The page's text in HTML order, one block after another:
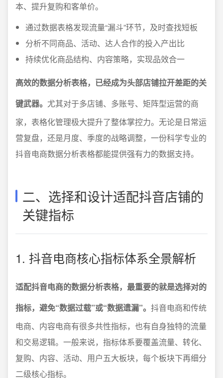
本、提升复购和客单价。
通过数据表格发现流量“漏斗”环节，及时查找短板
分析不同商品、活动、达人合作的投入产出比
持续优化商品结构、内容策略，实现品效合一
高效的数据分析表格，已经成为头部店铺拉开差距的关
键武器。 尤其对于多店铺、多账号、矩阵型运营的商
家，表格化管理极大提升了整体掌控力。无论是日常运
营复盘，还是月度、季度的战略调整，一份科学专业的
抖音电商数据分析表格都能提供强有力的数据支持。
二、选择和设计适配抖音店铺的
关键指标
1. 抖音电商核心指标体系全景解析
适配抖音电商的数据分析表格，最重要的就是选择对的
指标，避免“数据过载”或“数据遗漏”。 抖音电商和传统
电商、内容电商有很多共性指标，也有自身独特的流量
和交易逻辑。一般来说，指标体系要覆盖流量、转化、
复购、内容、活动、用户五大板块，每个板块下再细分
二级核心指标。